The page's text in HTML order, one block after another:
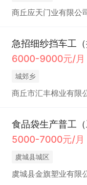
商丘应天门业有限公
急招细纱挡车工（
6000-9000元/月
城郊乡
商丘市汇丰棉业有限
食品袋生产普工
5000-7000元/月
虞城县城区
虞城县金旗塑业有限